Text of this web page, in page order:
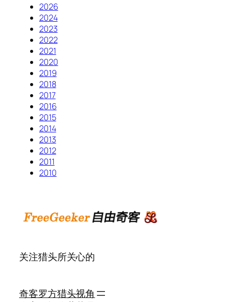
2026
2024
2023
2022
2021
2020
2019
2018
2017
2016
2015
2014
2013
2012
2011
2010
关注猎头所关心的
奇客罗方猎头视角